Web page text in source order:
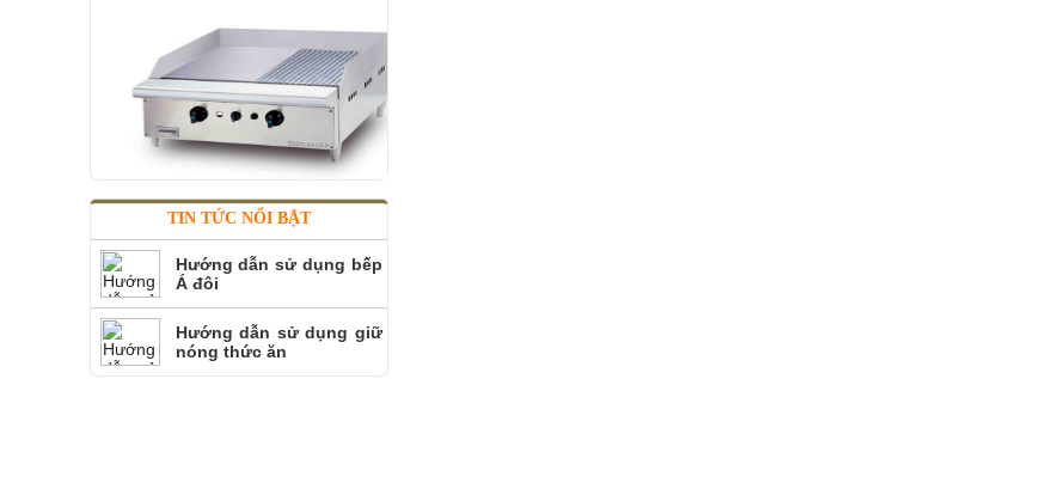
Bếp rán phẳng nhám đôi
TIN TỨC NỔI BẬT
Hướng dẫn sử dụng bếp
Á đôi
Hướng dẫn sử dụng giữ
nóng thức ăn